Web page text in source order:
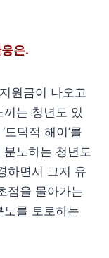
은.
원금이 나오고
는 청년도 있
덕적 해이’를
노하는 청년도
하면서 그저 유
점을 몰아가는
를 토로하는